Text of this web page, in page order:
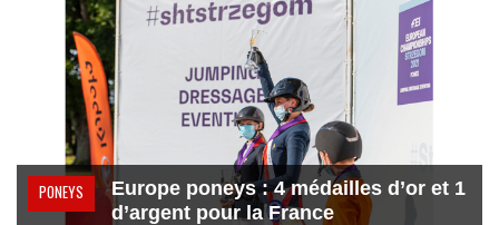
PONEYS
Europe poneys : 4 médailles d’or et 1
d’argent pour la France